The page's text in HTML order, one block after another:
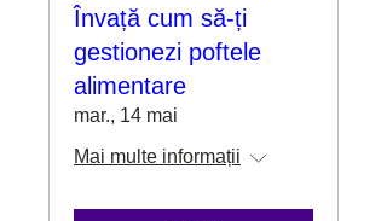
Învață cum să-ți
gestionezi poftele
alimentare
mar., 14 mai
Mai multe informații